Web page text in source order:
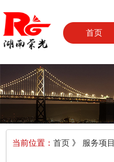
首页
当前位置： 首页 》 服务项目